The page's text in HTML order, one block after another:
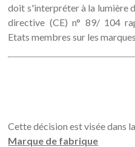
doit s'interpréter à la lumière
directive (CE) n° 89/ 104
Etats membres sur les
Cette décision est visée dans
Marque de fabrique